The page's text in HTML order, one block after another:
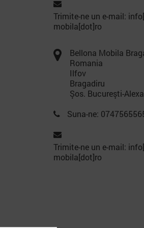
Trimite-ne un e-mail:
mobila[dot]ro
Bellona Mobila
Romania
Ilfov
Bragadiru
Şos. Bucureşti-
Suna-ne:
Trimite-ne un e-mail:
mobila[dot]ro